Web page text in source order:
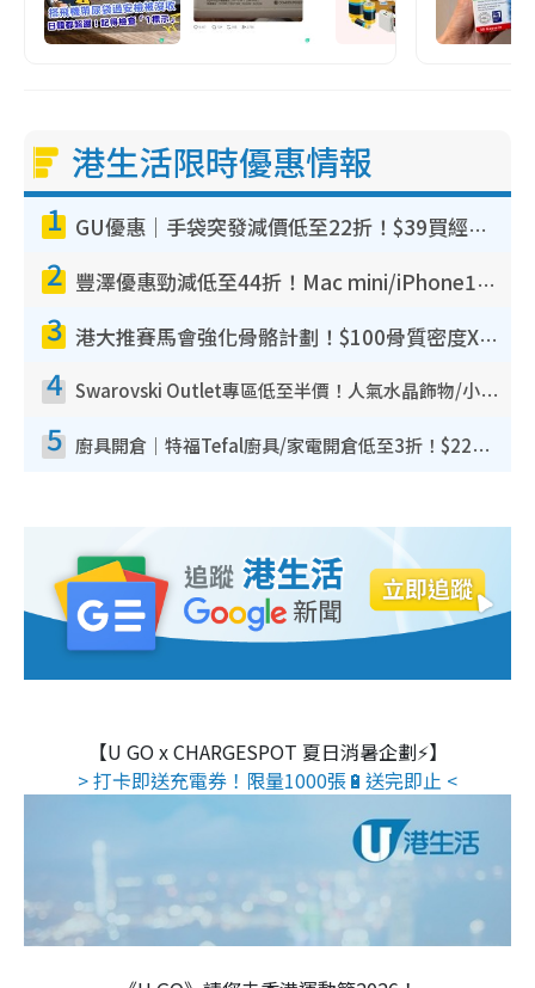
港生活限時優惠情報
1 GU優惠｜手袋突發減價低至22折！$39買經典波士頓包/餃子袋！飾物同步減價$29起！
2 豐澤優惠勁減低至44折！Mac mini/iPhone17Pro大減價！廚房家電$220起
3 港大推賽馬會強化骨骼計劃！$100骨質密度X光檢查 完成免費運動訓練送超市禮券！附參加資格
4 Swarovski Outlet專區低至半價！人氣水晶飾物/小擺設$138起！迪士尼款/水晶高跟鞋都有平
5 廚具開倉｜特福Tefal廚具/家電開倉低至3折！$220起買平底鍋/炒鑊/湯煲！電飯煲/吸塵機/燙斗$418起
【U GO x CHARGESPOT 夏日消暑企劃⚡】
> 打卡即送充電券！限量1000張🔋送完即止 <